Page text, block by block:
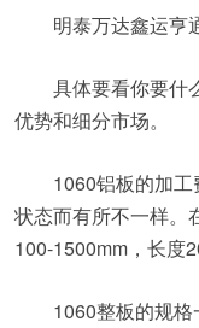
明泰万达鑫运亨
具体要看你要什
优势和细分市场。
1060铝板的加
状态而有所不一样。
100-1500mm，长度
1060整板的规